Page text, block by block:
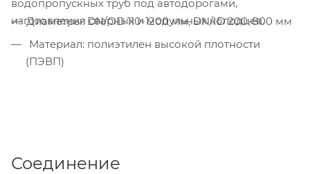
водопропускных труб под автодорогами,
изготовления сварных и модульных колодцев.
Диаметры: DN/OD 110-1200 мм, DN/ID 200-800 мм
(ПЭВП)
Соединение